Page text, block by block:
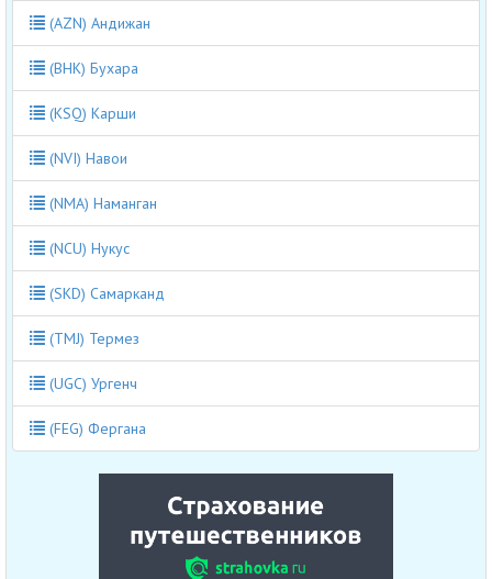
(AZN) Андижан
(BHK) Бухара
(KSQ) Карши
(NVI) Навои
(NMA) Наманган
(NCU) Нукус
(SKD) Самарканд
(TMJ) Термез
(UGC) Ургенч
(FEG) Фергана